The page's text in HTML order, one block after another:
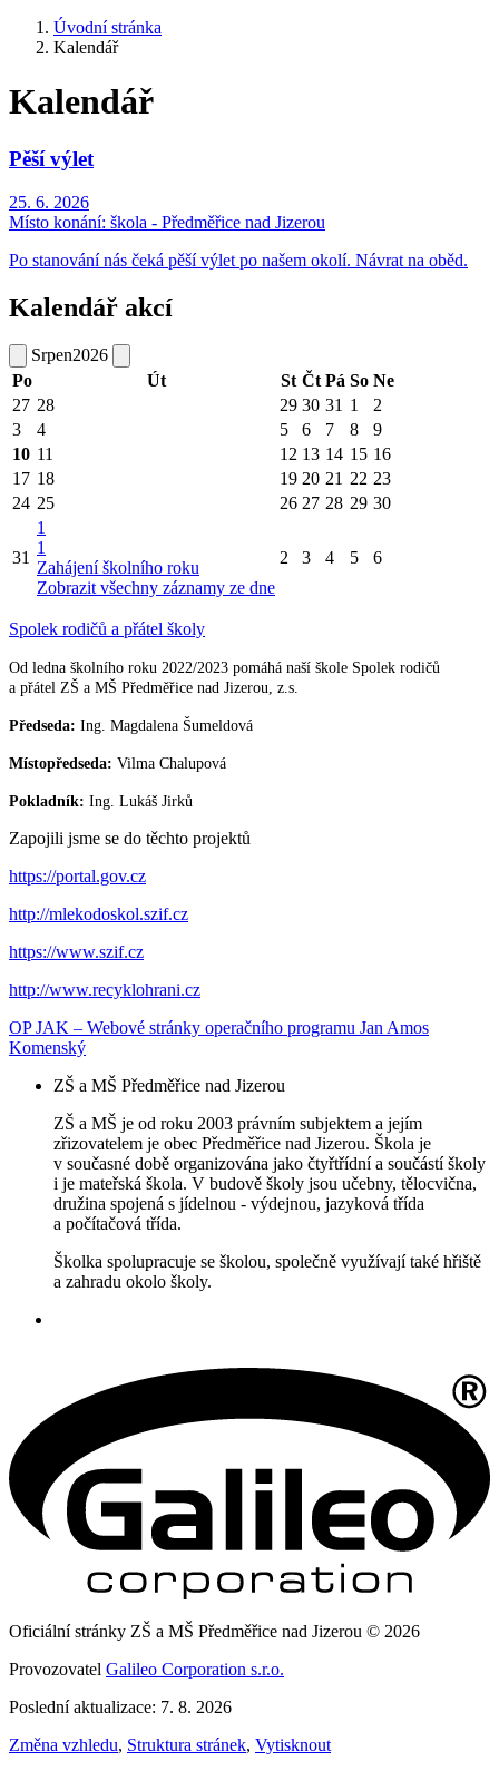
Úvodní stránka
Kalendář
Kalendář
Pěší výlet
25. 6. 2026
Místo konání: škola - Předměřice nad Jizerou
Po stanování nás čeká pěší výlet po našem okolí. Návrat na oběd.
Kalendář akcí
Srpen2026
Po
Út St Čt Pá So Ne
27 28 29 30 31 1
2
3
4 5 6 7 8
9
10 11 12 13 14 15 16
17 18 19 20 21 22 23
24 25 26 27 28 29 30
31
1
1
Zahájení školního roku
Zobrazit všechny záznamy ze dne
2 3 4 5 6
Spolek rodičů a přátel školy
Od ledna školního roku 2022/2023 pomáhá naší škole Spolek rodičů
a přátel ZŠ a MŠ Předměřice nad Jizerou, z.s.
Předseda: Ing. Magdalena Šumeldová
Místopředseda: Vilma Chalupová
Pokladník: Ing. Lukáš Jirků
Zapojili jsme se do těchto projektů
https://portal.gov.cz
http://mlekodoskol.szif.cz
https://www.szif.cz
http://www.recyklohrani.cz
OP JAK – Webové stránky operačního programu Jan Amos
Komenský
ZŠ a MŠ Předměřice nad Jizerou
ZŠ a MŠ je od roku 2003 právním subjektem a jejím
zřizovatelem je obec Předměřice nad Jizerou. Škola je
v současné době organizována jako čtyřtřídní a součástí školy
i je mateřská škola. V budově školy jsou učebny, tělocvična,
družina spojená s jídelnou - výdejnou, jazyková třída
a počítačová třída.
Školka spolupracuje se školou, společně využívají také hřiště
a zahradu okolo školy.
Oficiální stránky ZŠ a MŠ Předměřice nad Jizerou © 2026
Provozovatel Galileo Corporation s.r.o.
Poslední aktualizace: 7. 8. 2026
Změna vzhledu, Struktura stránek, Vytisknout